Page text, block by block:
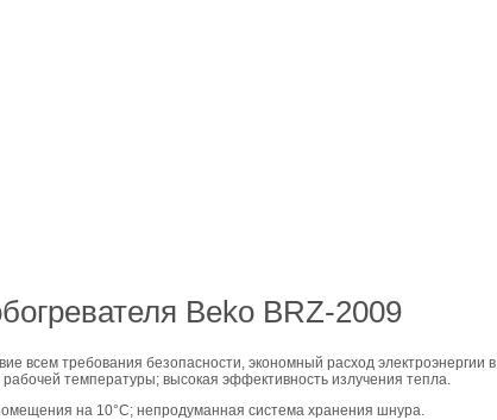
Beko BRZ-2009
всем требования безопасности, экономный расход
температуры; высокая эффективность излучения тепла.
на 10°С; непродуманная система хранения шнура.